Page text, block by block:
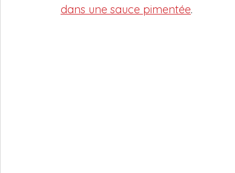
dans une sauce pimentée.